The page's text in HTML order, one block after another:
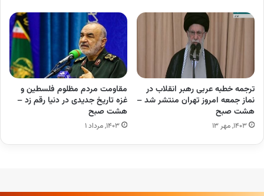
ترجمه خطبه عربی رهبر انقلاب در
نماز جمعه امروز تهران منتشر شد –
هشت صبح
۱۴۰۳, مهر ۱۳
مقاومت مردم مظلوم فلسطین و
غزه ‌تاریخ جدیدی در دنیا رقم زد –
هشت صبح
۱۴۰۳, مرداد ۱